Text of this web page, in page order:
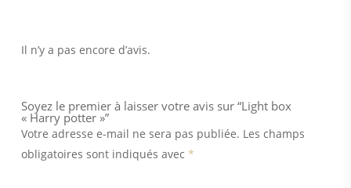
Il n’y a pas encore d’avis.
Soyez le premier à laisser votre avis sur “Light box
« Harry potter »”
Votre adresse e-mail ne sera pas publiée. Les champs
obligatoires sont indiqués avec *